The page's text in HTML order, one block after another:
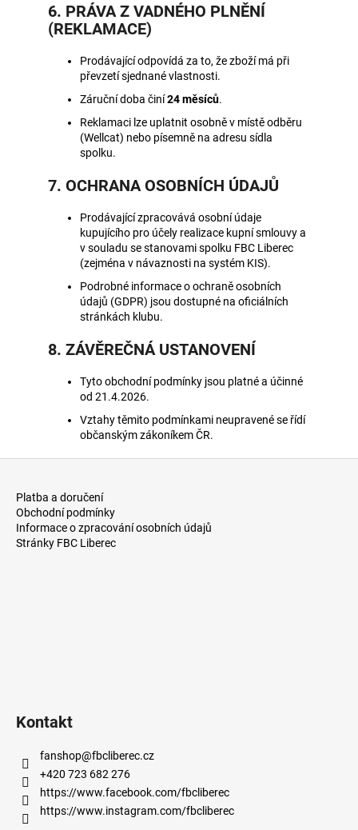
6. PRÁVA Z VADNÉHO PLNĚNÍ
(REKLAMACE)
Prodávající odpovídá za to, že zboží má při
převzetí sjednané vlastnosti.
Záruční doba činí24 měsíců.
Reklamaci lze uplatnit osobně v místě odběru
(Wellcat) nebo písemně na adresu sídla
spolku.
7. OCHRANA OSOBNÍCH ÚDAJŮ
Prodávající zpracovává osobní údaje
kupujícího pro účely realizace kupní smlouvy a
v souladu se stanovami spolku FBC Liberec
(zejména v návaznosti na systém KIS).
Podrobné informace o ochraně osobních
údajů (GDPR) jsou dostupné na oficiálních
stránkách klubu.
8. ZÁVĚREČNÁ USTANOVENÍ
Tyto obchodní podmínky jsou platné a účinné
od 21.4.2026.
Vztahy těmito podmínkami neupravené se řídí
občanským zákoníkem ČR.
Platba a doručení
Obchodní podmínky
Informace o zpracování osobních údajů
Stránky FBC Liberec
Kontakt
fanshop@fbcliberec.cz
+420 723 682 276
https://www.facebook.com/fbcliberec
https://www.instagram.com/fbcliberec